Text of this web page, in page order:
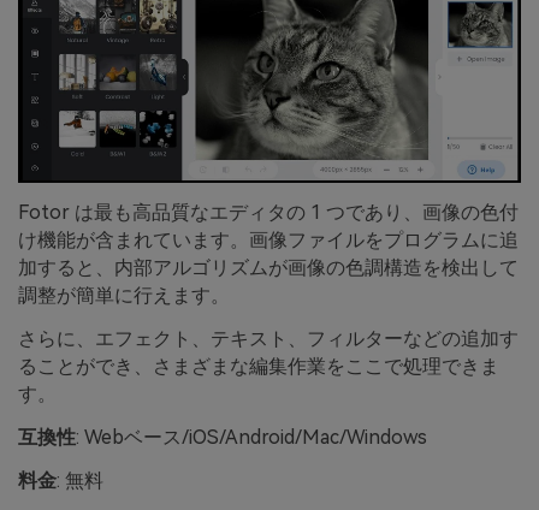
Fotor は最も高品質なエディタの 1 つであり、画像の色付
け機能が含まれています。画像ファイルをプログラムに追
加すると、内部アルゴリズムが画像の色調構造を検出して
調整が簡単に行えます。
さらに、エフェクト、テキスト、フィルターなどの追加す
ることができ、さまざまな編集作業をここで処理できま
す。
互換性: Webベース/iOS/Android/Mac/Windows
料金: 無料